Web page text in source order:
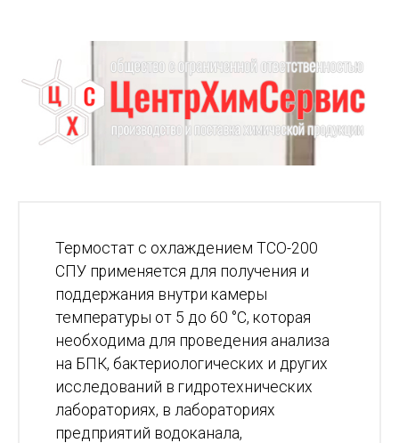
Термостат с охлаждением ТСО-200
СПУ применяется для получения и
поддержания внутри камеры
температуры от 5 до 60 °С, которая
необходима для проведения анализа
на БПК, бактериологических и других
исследований в гидротехнических
лабораториях, в лабораториях
предприятий водоканала,